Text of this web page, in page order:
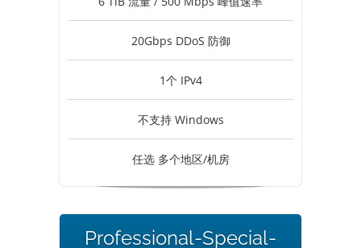
20Gbps DDoS 防御
1个 IPv4
不支持 Windows
任选 多个地区/机房
Professional-Special-